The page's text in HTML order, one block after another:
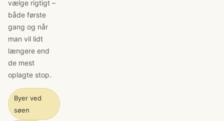
vælge rigtigt –
både første
gang og når
man vil lidt
længere end
de mest
oplagte stop.
Byer ved
søen